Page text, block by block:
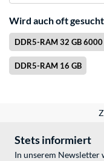
Wird auch oft gesucht
DDR5-RAM 32 GB
DDR5-RAM 16 GB
Stets informiert
In unserem Newsletter